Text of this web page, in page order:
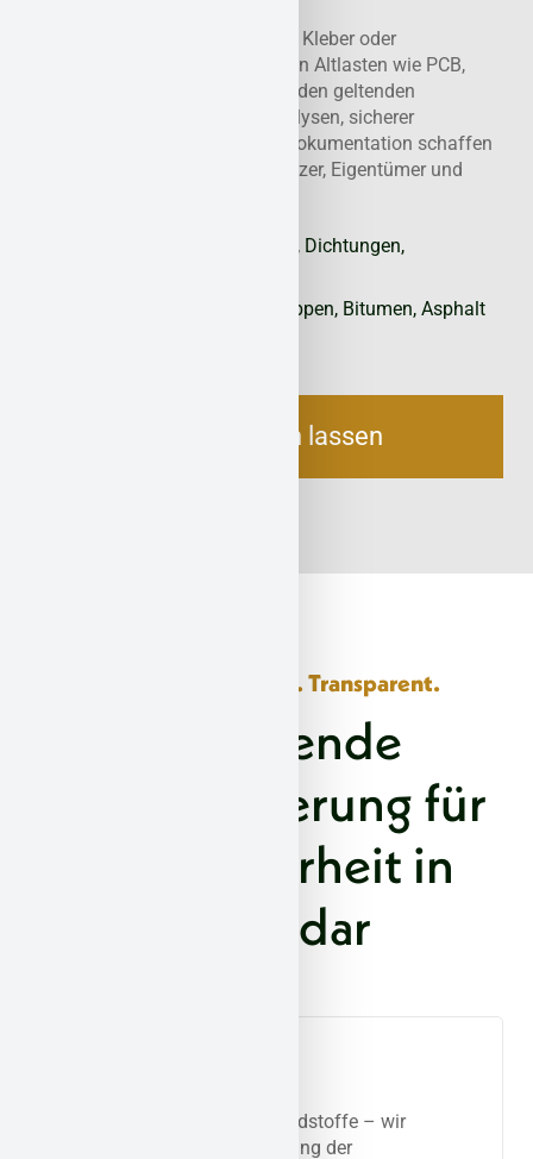
Ob belastete Fugen, Dichtstoffe, Kleber oder
Holzschutzmittel – wir beseitigen Altlasten wie PCB,
PAK und PCP in Vallendar nach den geltenden
Richtlinien. Mit belastbaren Analysen, sicherer
Entfernung und gerichtsfester Dokumentation schaffen
wir ein gesundes Umfeld für Nutzer, Eigentümer und
- Fugenmassen, Farben, Dichtungen,
- Teerprodukte, Dachpappen, Bitumen, Asphalt
Jetzt beraten lassen
Sicher. Strukturiert. Transparent.
Umfassende
Asbestsanierung für
Ihre Sicherheit in
Vallendar
Ob Asbest oder andere Schadstoffe – wir
erfassen Art, Lage und Umfang der